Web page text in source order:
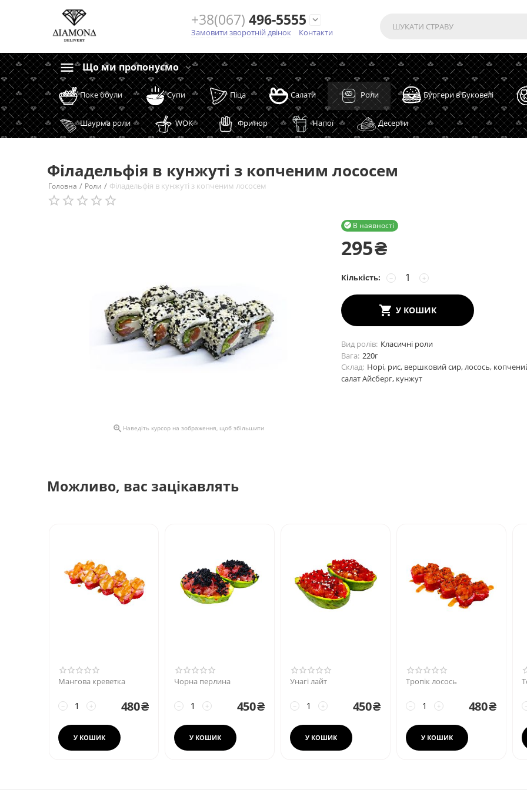
+38(067) 496-5555

Замовити зворотній двінок
Контакти
Що ми пропонуємо
Поке боули Супи Піца Салати Роли Бургери в Буковелі
Шаурма роли WOK Фритюр Напої Десерти
Філадельфія в кунжуті з копченим лососем
Головна / Роли / Філадельфія в кунжуті з копченим лососем
 Наведіть курсор на зображення, щоб збільшити
В наявності

295₴
Кількість: +
−
У КОШИК
Вид ролів Класичні роли
Вага 220г
Склад Норі, рис, вершковий сир, лосось,
салат Айсберг, кунжут
Можливо, вас зацікавлять
Мангова креветка
+
− 480₴
У КОШИК
Чорна перлина
+
− 450₴
У КОШИК
Унагі лайт
+
− 450₴
У КОШИК
Тропік лосось
+
− 480₴
У КОШИК